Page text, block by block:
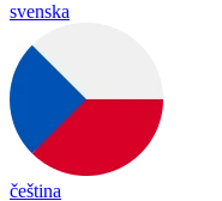
svenska
čeština